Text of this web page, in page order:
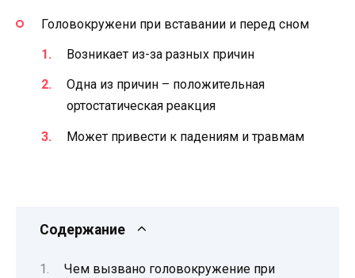
Головокружени при вставании и перед сном
Возникает из-за разных причин
Одна из причин – положительная
ортостатическая реакция
Может привести к падениям и травмам
Содержание
Чем вызвано головокружение при